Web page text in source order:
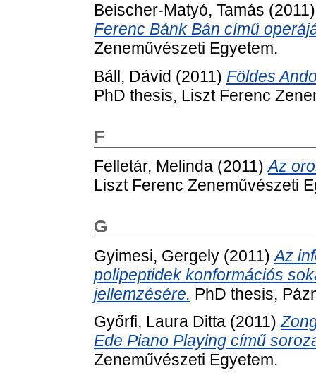
Beischer-Matyó, Tamás
Ferenc Bánk Bán című
Zeneművészeti Egyetem.
Báll, Dávid (2011) Földes
PhD thesis, Liszt Ferenc
F
Felletár, Melinda (2011)Az
Liszt Ferenc Zeneművészeti
G
Gyimesi, Gergely (2011)Az
polipeptidek konformációs
jellemzésére. PhD thesis,
Győrfi, Laura Ditta (2011)
Ede Piano Playing című
Zeneművészeti Egyetem.